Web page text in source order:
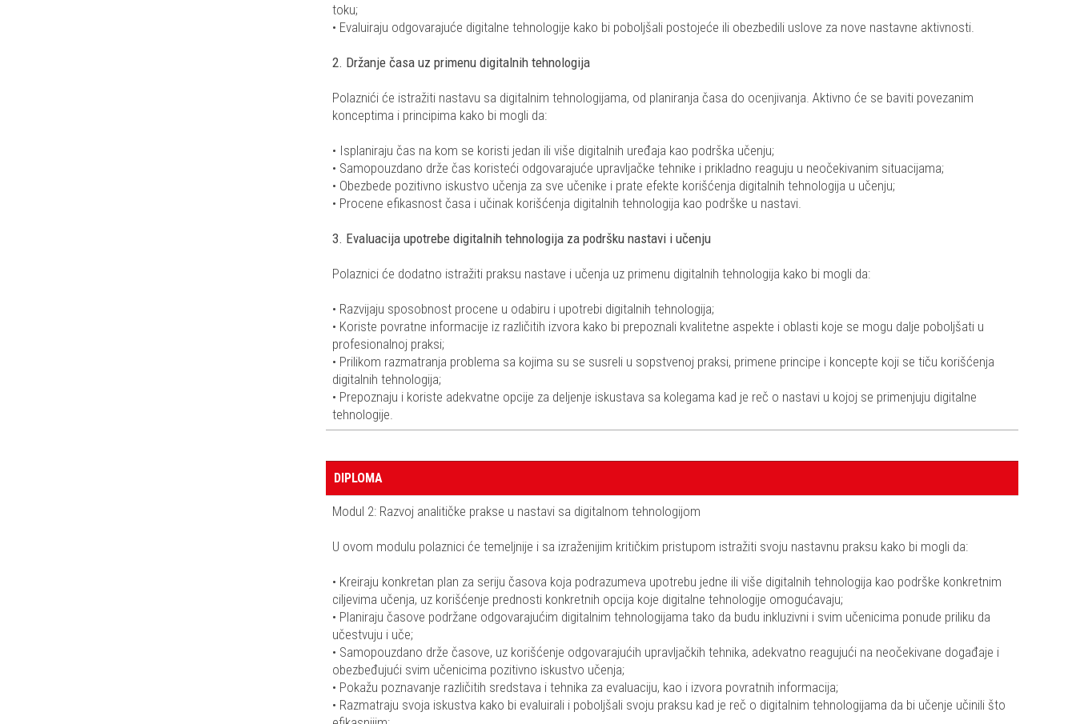
toku;
• Evaluiraju odgovarajuće digitalne tehnologije kako bi poboljšali postojeće ili obezbedili uslove za nove nastavne aktivnosti.
2. Držanje časa uz primenu digitalnih tehnologija
Polaznići će istražiti nastavu sa digitalnim tehnologijama, od planiranja časa do ocenjivanja. Aktivno će se baviti povezanim
konceptima i principima kako bi mogli da:
• Isplaniraju čas na kom se koristi jedan ili više digitalnih uređaja kao podrška učenju;
• Samopouzdano drže čas koristeći odgovarajuće upravljačke tehnike i prikladno reaguju u neočekivanim situacijama;
• Obezbede pozitivno iskustvo učenja za sve učenike i prate efekte korišćenja digitalnih tehnologija u učenju;
• Procene efikasnost časa i učinak korišćenja digitalnih tehnologija kao podrške u nastavi.
3. Evaluacija upotrebe digitalnih tehnologija za podršku nastavi i učenju
Polaznici će dodatno istražiti praksu nastave i učenja uz primenu digitalnih tehnologija kako bi mogli da:
• Razvijaju sposobnost procene u odabiru i upotrebi digitalnih tehnologija;
• Koriste povratne informacije iz različitih izvora kako bi prepoznali kvalitetne aspekte i oblasti koje se mogu dalje poboljšati u
profesionalnoj praksi;
• Prilikom razmatranja problema sa kojima su se susreli u sopstvenoj praksi, primene principe i koncepte koji se tiču korišćenja
digitalnih tehnologija;
• Prepoznaju i koriste adekvatne opcije za deljenje iskustava sa kolegama kad je reč o nastavi u kojoj se primenjuju digitalne
tehnologije.
DIPLOMA
Modul 2: Razvoj analitičke prakse u nastavi sa digitalnom tehnologijom
U ovom modulu polaznici će temeljnije i sa izraženijim kritičkim pristupom istražiti svoju nastavnu praksu kako bi mogli da:
• Kreiraju konkretan plan za seriju časova koja podrazumeva upotrebu jedne ili više digitalnih tehnologija kao podrške konkretnim
ciljevima učenja, uz korišćenje prednosti konkretnih opcija koje digitalne tehnologije omogućavaju;
• Planiraju časove podržane odgovarajućim digitalnim tehnologijama tako da budu inkluzivni i svim učenicima ponude priliku da
učestvuju i uče;
• Samopouzdano drže časove, uz korišćenje odgovarajućih upravljačkih tehnika, adekvatno reagujući na neočekivane događaje i
obezbeđujući svim učenicima pozitivno iskustvo učenja;
• Pokažu poznavanje različitih sredstava i tehnika za evaluaciju, kao i izvora povratnih informacija;
• Razmatraju svoja iskustva kako bi evaluirali i poboljšali svoju praksu kad je reč o digitalnim tehnologijama da bi učenje učinili što